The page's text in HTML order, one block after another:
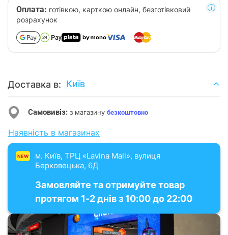
Оплата: готівкою, карткою онлайн, безготівковий
розрахунок
Доставка в: Київ
Самовивіз: з магазину безкоштовно
Наявність в магазинах
NEW
м. Київ, ТРЦ «Lavina Mall», вулиця
Берковецька, 6Д
Замовляйте та отримуйте товар
протягом 1-2 днів з 10:00 до 22:00